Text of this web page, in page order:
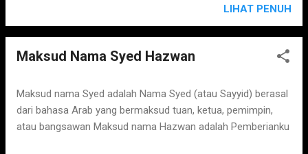
LIHAT PENUH
Maksud Nama Syed Hazwan
Maksud nama Syed adalah Nama Syed (atau Sayyid) berasal
dari bahasa Arab yang bermaksud tuan, ketua, pemimpin,
atau bangsawan Maksud nama Hazwan adalah Pemberianku